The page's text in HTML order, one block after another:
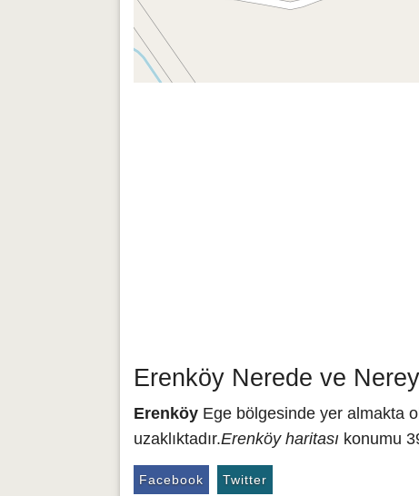
Erenköy Nerede ve
Erenköy Ege bölgesinde yer almakta
uzaklıktadır.Erenköy haritası konumu
Facebook Twitter